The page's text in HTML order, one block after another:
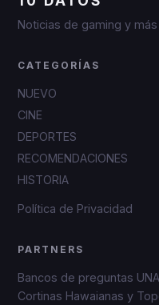
Noticias de gaming y más
CATEGORÍAS
NUEVO
CINE
DEPORTES
RECOMENDACIONES
HISTORIA
Política de Privacidad
PARTNERS
Bancos de preguntas
Cortinas Hawaianas y